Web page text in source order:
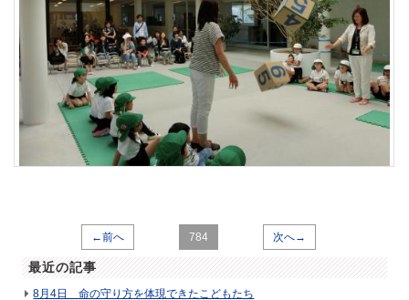
←前へ 784 次へ→
最近の記事
8月4日 命の守り方を体現できたこどもたち